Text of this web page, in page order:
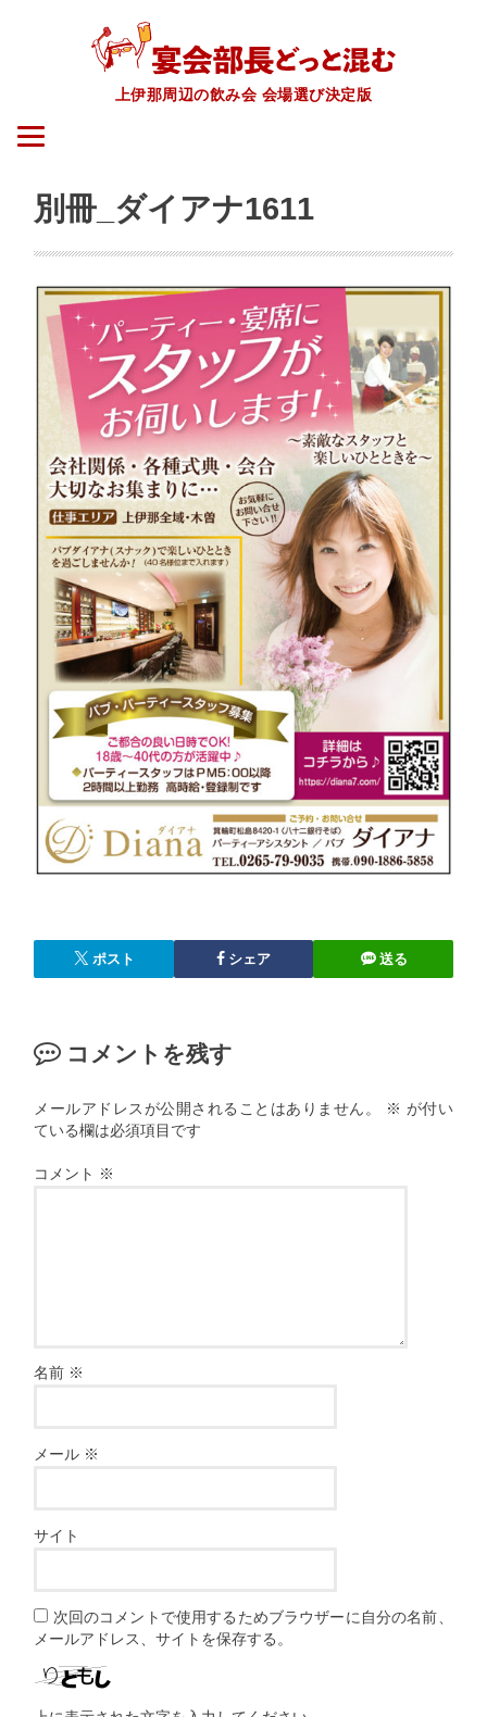
上伊那周辺の飲み会 会場選び決定版
別冊_ダイアナ1611
ポスト シェア 送る
コメントを残す
メールアドレスが公開されることはありません。 ※ が付い
ている欄は必須項目です
コメント ※
名前 ※
メール ※
サイト
次回のコメントで使用するためブラウザーに自分の名前、
メールアドレス、サイトを保存する。